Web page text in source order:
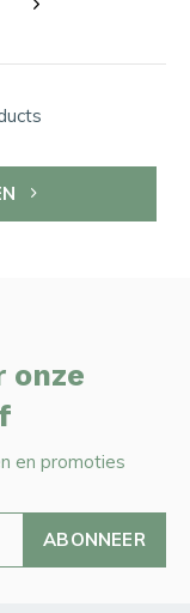
onze
en promoties
ABONNEER